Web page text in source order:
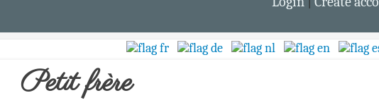
Petit frère